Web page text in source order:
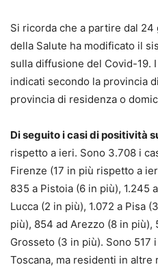
Si ricorda che a partire dal
della Salute ha modificato il
sulla diffusione del Covid-19.
indicati secondo la provincia
provincia di residenza o
Di seguito i casi di positività
rispetto a ieri. Sono 3.708 i
Firenze (17 in più rispetto a
835 a Pistoia (6 in più), 1.245
Lucca (2 in più), 1.072 a Pisa
più), 854 ad Arezzo (8 in più),
Grosseto (3 in più). Sono 517
Toscana, ma residenti in